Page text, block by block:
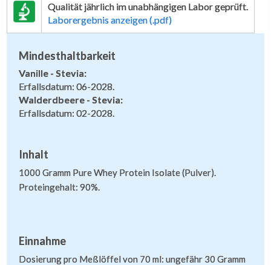
Qualität jährlich im unabhängigen Labor geprüft.
Laborergebnis anzeigen (.pdf)
Mindesthaltbarkeit
Vanille - Stevia:
Erfallsdatum: 06-2028.
Walderdbeere - Stevia:
Erfallsdatum: 02-2028.
Inhalt
1000 Gramm Pure Whey Protein Isolate (Pulver).
Proteingehalt: 90%.
Einnahme
Dosierung pro Meßlöffel von 70 ml: ungefähr 30 Gramm